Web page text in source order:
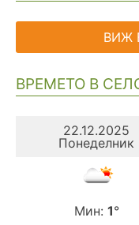
ВИЖ
ВРЕМЕТО В
22.12.2025
Понеделник
Мин: 1°